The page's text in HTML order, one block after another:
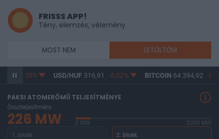
FRISSS APP!
Tény, elemzés, vélemény
MOST NEM LETÖLTÖM
-0,08% USD/HUF316,91 -0,02% BITCOIN64 394,92 -
PAKSI ATOMERŐMŰ TELJESÍTMÉNYE
Összteljesítmény
226 MW 0 MW
2000 MW
1. blokk
2. blokk